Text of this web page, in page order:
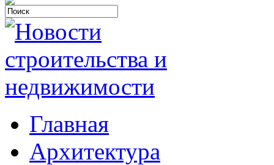
Главная
Архитектура